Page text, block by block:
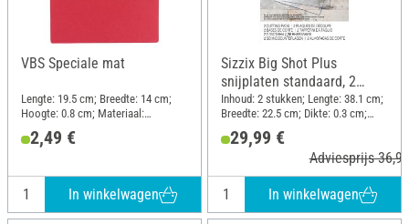
VBS Speciale mat
Lengte: 19.5 cm; Breedte: 14 cm;
Hoogte: 0.8 cm; Materiaal:
Kunststof
2,49 €
In winkelwagen
Sizzix Big Shot Plus
snijplaten standaard, 2
stuks
Inhoud: 2 stukken; Lengte: 38.1 cm;
Breedte: 22.5 cm; Dikte: 0.3 cm;
Materiaal: Kunststof
29,99 €
Adviesprijs
In winkelwagen